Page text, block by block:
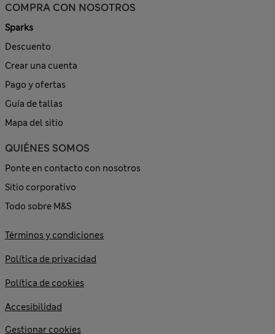
COMPRA CON NOSOTROS
Sparks
Descuento
Crear una cuenta
Pago y ofertas
Guía de tallas
Mapa del sitio
QUIÉNES SOMOS
Ponte en contacto con nosotros
Sitio corporativo
Todo sobre M&S
Términos y condiciones
Política de privacidad
Política de cookies
Accesibilidad
Gestionar cookies